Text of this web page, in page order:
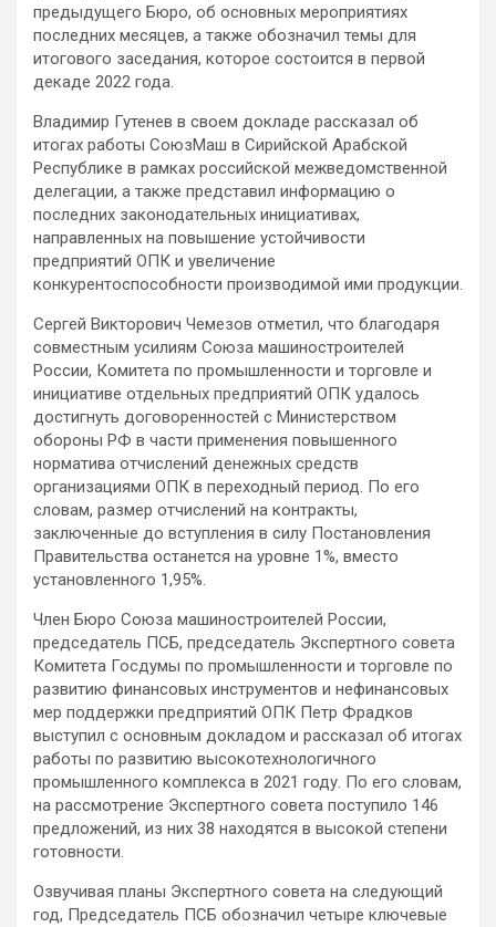
предыдущего Бюро, об основных мероприятиях
последних месяцев, а также обозначил темы для
итогового заседания, которое состоится в первой
декаде 2022 года.
Владимир Гутенев в своем докладе рассказал об
итогах работы СоюзМаш в Сирийской Арабской
Республике в рамках российской межведомственной
делегации, а также представил информацию о
последних законодательных инициативах,
направленных на повышение устойчивости
предприятий ОПК и увеличение
конкурентоспособности производимой ими продукции.
Сергей Викторович Чемезов отметил, что благодаря
совместным усилиям Союза машиностроителей
России, Комитета по промышленности и торговле и
инициативе отдельных предприятий ОПК удалось
достигнуть договоренностей с Министерством
обороны РФ в части применения повышенного
норматива отчислений денежных средств
организациями ОПК в переходный период. По его
словам, размер отчислений на контракты,
заключенные до вступления в силу Постановления
Правительства останется на уровне 1%, вместо
установленного 1,95%.
Член Бюро Союза машиностроителей России,
председатель ПСБ, председатель Экспертного совета
Комитета Госдумы по промышленности и торговле по
развитию финансовых инструментов и нефинансовых
мер поддержки предприятий ОПК Петр Фрадков
выступил с основным докладом и рассказал об итогах
работы по развитию высокотехнологичного
промышленного комплекса в 2021 году. По его словам,
на рассмотрение Экспертного совета поступило 146
предложений, из них 38 находятся в высокой степени
готовности.
Озвучивая планы Экспертного совета на следующий
год, Председатель ПСБ обозначил четыре ключевые